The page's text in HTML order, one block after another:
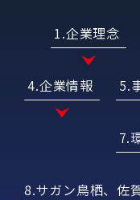
1.企業理念
4.企業情報 5.
7.
8.サガン鳥栖、佐